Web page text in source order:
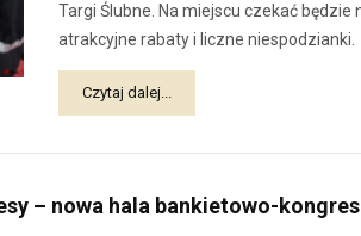
Targi Ślubne. Na miejscu czekać będzie
atrakcyjne rabaty i liczne niespodzianki.
Czytaj dalej...
– nowa hala bankietowo-